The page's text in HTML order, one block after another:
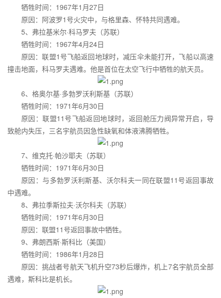
牺牲时间：1967年1月27日
原因：阿波罗1号火灾中，与格里森、怀特共同遇难。
5、弗拉基米尔·科马罗夫（苏联）
牺牲时间：1967年4月24日
原因：联盟1号飞船返回地球时，减压伞未能打开，飞船以高速
撞击地面，科马罗夫遇难。他是首位在太空飞行中牺牲的航天员。
6、格奥尔基·多勃罗沃利斯基（苏联）
牺牲时间：1971年6月30日
原因：联盟11号飞船返回地球时，返回舱压力阀异常开启，导
致舱内失压，三名宇航员因急性缺氧和体液沸腾牺牲。
7、维克托·帕沙耶夫（苏联）
牺牲时间：1971年6月30日
原因：与多勃罗沃利斯基、沃尔科夫一同在联盟11号返回事故
中遇难。
8、弗拉季斯拉夫·沃尔科夫（苏联）
牺牲时间：1971年6月30日
原因：联盟11号返回事故中牺牲。
9、弗朗西斯·斯科比（美国）
牺牲时间：1986年1月28日
原因：挑战者号航天飞机升空73秒后爆炸，机上7名宇航员全部
遇难，斯科比是机长。